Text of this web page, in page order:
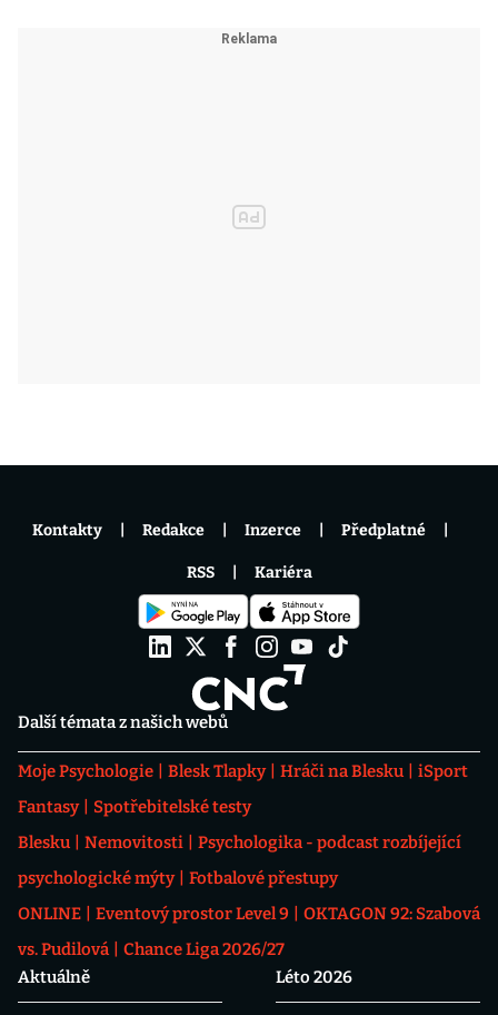
Další témata z našich webů
Moje Psychologie Blesk Tlapky Hráči na Blesku
iSport
Fantasy
Spotřebitelské testy
Blesku
Nemovitosti
Psychologika - podcast rozbíjející
psychologické mýty
Fotbalové přestupy
ONLINE
Eventový prostor Level 9
OKTAGON 92: Szabová
vs. Pudilová
Chance Liga 2026/27
Aktuálně
Léto 2026
Kontakty Redakce Inzerce Předplatné
RSS Kariéra